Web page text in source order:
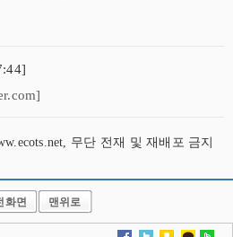
무단 전재 및 재배포 금지
화면 맨위로